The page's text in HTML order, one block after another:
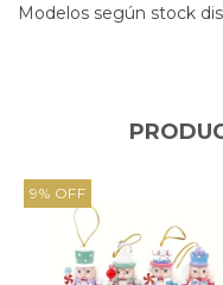
Modelos según stock
9% OFF